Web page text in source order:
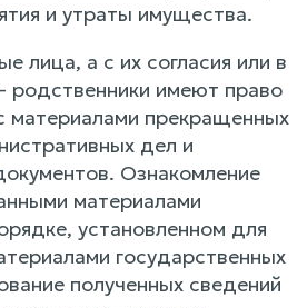
и утраты имущества.
лица, а с их согласия или в
родственники имеют право
материалами прекращенных
дел и
Ознакомление
материалами
установленном для
государственных
полученных сведений